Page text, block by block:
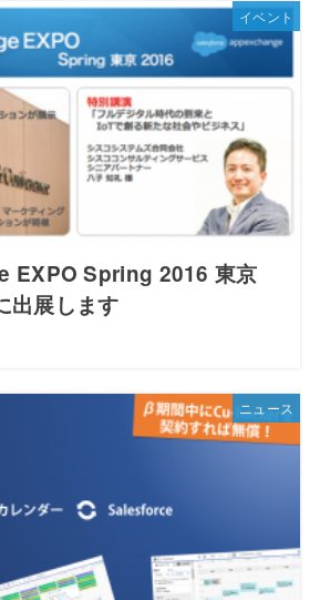
イベント
EXPO Spring 2016 東京
出展します
ニュース